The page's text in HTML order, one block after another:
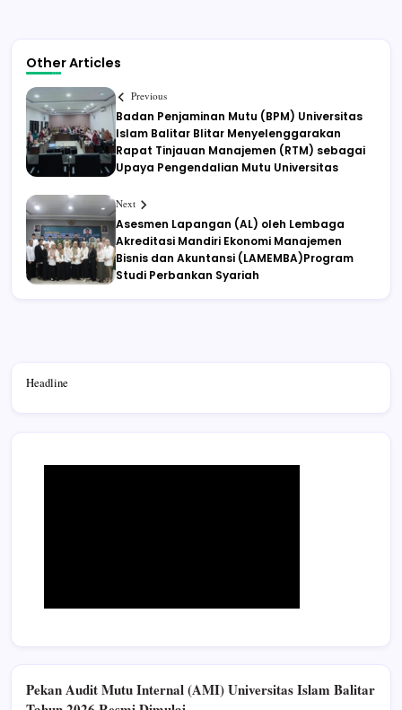
Other Articles
Previous
Badan Penjaminan Mutu (BPM) Universitas
Islam Balitar Blitar Menyelenggarakan
Rapat Tinjauan Manajemen (RTM) sebagai
Upaya Pengendalian Mutu Universitas
Next
Asesmen Lapangan (AL) oleh Lembaga
Akreditasi Mandiri Ekonomi Manajemen
Bisnis dan Akuntansi (LAMEMBA)Program
Studi Perbankan Syariah
Headline
Pekan Audit Mutu Internal (AMI) Universitas Islam Balitar